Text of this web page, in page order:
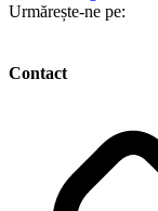
Urmărește-ne pe:
Contact